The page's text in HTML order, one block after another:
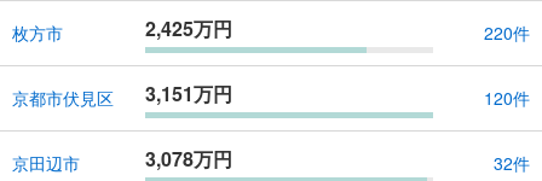
枚方市 2,425万円 220件
京都市伏見区 3,151万円 120件
京田辺市 3,078万円 32件